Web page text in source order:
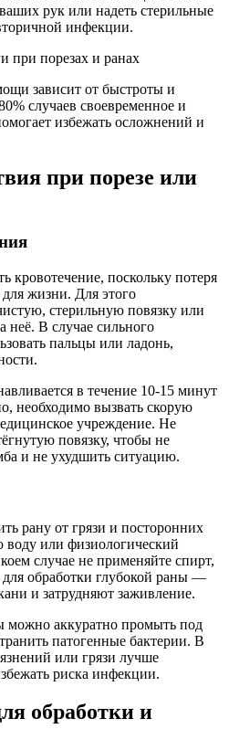
рук или надеть стерильные
инфекции.
зависит от быстроты и
случаев своевременное и
избежать осложнений и
при порезе или
кровотечение, поскольку потеря
жизни. Для этого
стерильную повязку или
В случае сильного
пальцы или ладонь,
в течение 10-15 минут
необходимо вызвать скорую
учреждение. Не
повязку, чтобы не
и не ухудшить ситуацию.
рану от грязи и посторонних
или физиологический
случае не применяйте спирт,
обработки глубокой раны —
и затрудняют заживление.
можно аккуратно промыть под
патогенные бактерии. В
или грязи лучше
риска инфекции.
обработки и